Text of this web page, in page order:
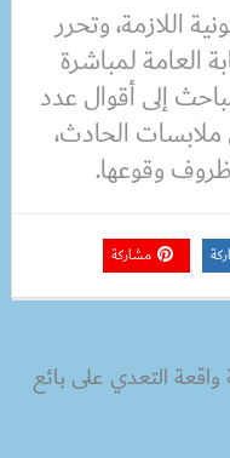
اللازمة، وتحرر
العامة لمباشرة
إلى أقوال عدد
الحادث،
وقوعها.
مشاركة
التعدي على بائع